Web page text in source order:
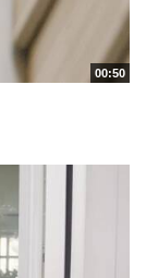
00:50